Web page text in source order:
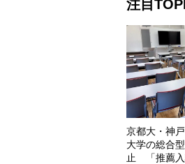
注目
京都大・神
大学の総合
止 「推薦入